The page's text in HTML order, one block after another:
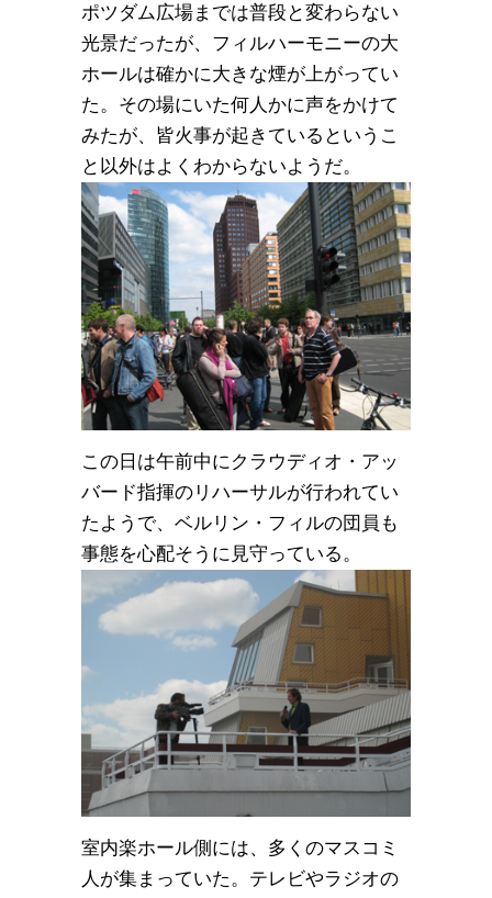
ポツダム広場までは普段と変わらない
光景だったが、フィルハーモニーの大
ホールは確かに大きな煙が上がってい
た。その場にいた何人かに声をかけて
みたが、皆火事が起きているというこ
と以外はよくわからないようだ。
この日は午前中にクラウディオ・アッ
バード指揮のリハーサルが行われてい
たようで、ベルリン・フィルの団員も
事態を心配そうに見守っている。
室内楽ホール側には、多くのマスコミ
人が集まっていた。テレビやラジオの